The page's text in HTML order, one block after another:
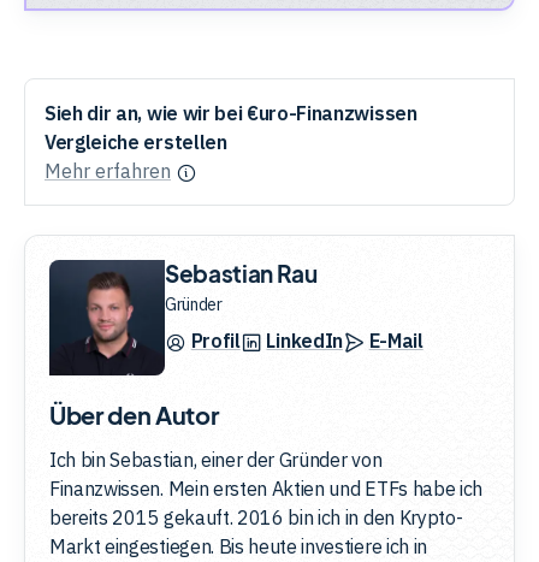
Sieh dir an, wie wir bei €uro-Finanzwissen
Vergleiche erstellen
Mehr erfahren
Sebastian Rau
Gründer
Profil LinkedIn E-Mail
Über den Autor
Ich bin Sebastian, einer der Gründer von
Finanzwissen. Mein ersten Aktien und ETFs habe ich
bereits 2015 gekauft. 2016 bin ich in den Krypto-
Markt eingestiegen. Bis heute investiere ich in